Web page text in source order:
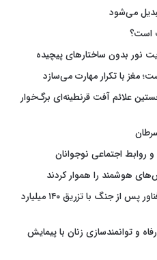
می‌شود
است؟
نور بدون ساختارهای پیچیده
مغز با تکرار مهارت می‌سازد
علائم آفت قرنطینه‌ای برگ‌خوار
اجتماعی نوجوانان
هوشمند را هموار کردند
مهار موج تعدیل نیروی شرکت‌های فناور پس از جنگ با تزریق ۱۴۰ میلیارد
و توانمندسازی زنان با پیمایش